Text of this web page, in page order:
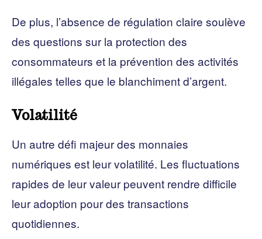
De plus, l’absence de régulation claire soulève
des questions sur la protection des
consommateurs et la prévention des activités
illégales telles que le blanchiment d’argent.
Volatilité
Un autre défi majeur des monnaies
numériques est leur volatilité. Les fluctuations
rapides de leur valeur peuvent rendre difficile
leur adoption pour des transactions
quotidiennes.